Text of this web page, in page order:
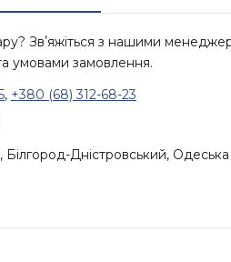
Звʼяжіться з нашими
умовами замовлення.
, +380 (68) 312-68-23
Білгород-Дністровський,